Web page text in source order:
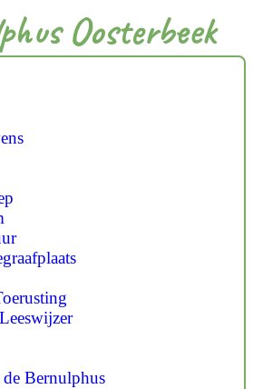
Oosterbeek
Bernulphus